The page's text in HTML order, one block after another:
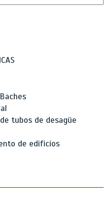
tubos de desagüe
de edificios